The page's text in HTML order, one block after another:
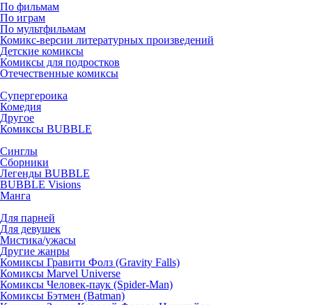
По фильмам
По играм
По мультфильмам
Комикс-версии литературных произведений
Детские комиксы
Комиксы для подростков
Отечественные комиксы
Супергероика
Комедия
Другое
Комиксы BUBBLE
Синглы
Сборники
Легенды BUBBLE
BUBBLE Visions
Манга
Для парней
Для девушек
Мистика/ужасы
Другие жанры
Комиксы Гравити Фолз (Gravity Falls)
Комиксы Marvel Universe
Комиксы Человек-паук (Spider-Man)
Комиксы Бэтмен (Batman)